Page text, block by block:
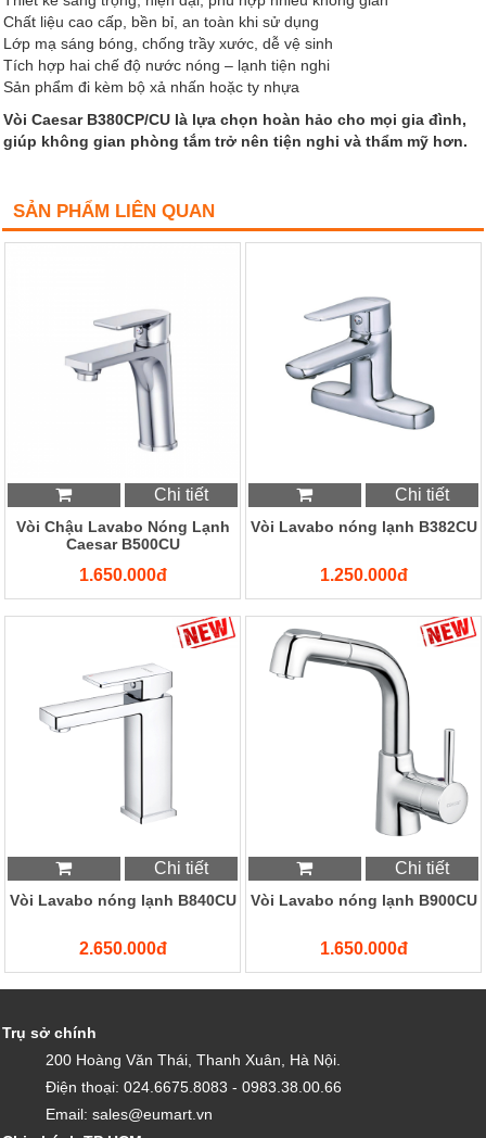
Chất liệu cao cấp, bền bỉ, an toàn khi sử dụng
Lớp mạ sáng bóng, chống trầy xước, dễ vệ sinh
Tích hợp hai chế độ nước nóng – lạnh tiện nghi
Sản phẩm đi kèm bộ xả nhấn hoặc ty nhựa
Vòi Caesar B380CP/CU là lựa chọn hoàn hảo cho mọi gia đình,
giúp không gian phòng tắm trở nên tiện nghi và thẩm mỹ hơn.
SẢN PHẨM LIÊN QUAN
Chi tiết
Vòi Chậu Lavabo Nóng Lạnh
Caesar B500CU
1.650.000đ
Chi tiết
Vòi Lavabo nóng lạnh B382CU
1.250.000đ
Chi tiết
Vòi Lavabo nóng lạnh B840CU
2.650.000đ
Chi tiết
Vòi Lavabo nóng lạnh B900CU
1.650.000đ
Trụ sở chính
200 Hoàng Văn Thái, Thanh Xuân, Hà Nội.
Điện thoại: 024.6675.8083 - 0983.38.00.66
Email: sales@eumart.vn